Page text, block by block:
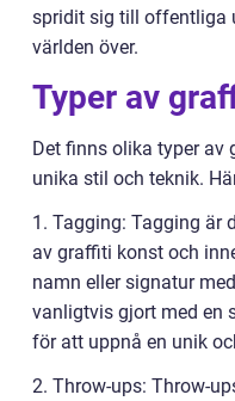
spridit sig till offentliga
världen över.
Typer av
Det finns olika typer av
unika stil och teknik.
1. Tagging: Tagging är
av graffiti konst och
namn eller signatur
vanligtvis gjort med en
för att uppnå en unik
2. Throw-ups: Throw-